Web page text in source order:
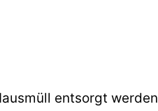
entsorgt